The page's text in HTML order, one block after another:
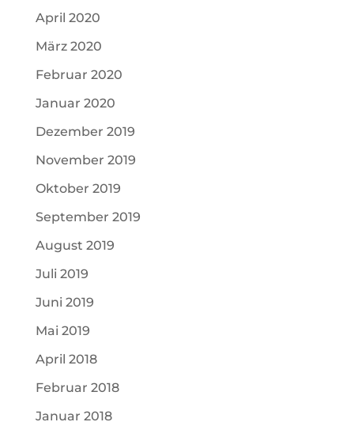
April 2020
März 2020
Februar 2020
Januar 2020
Dezember 2019
November 2019
Oktober 2019
September 2019
August 2019
Juli 2019
Juni 2019
Mai 2019
April 2018
Februar 2018
Januar 2018